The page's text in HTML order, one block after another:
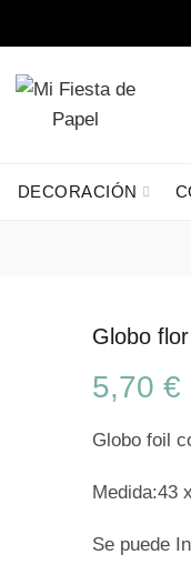
DECORACIÓN
Globo flor
5,70 €
Globo foil
Medida:43
Se puede